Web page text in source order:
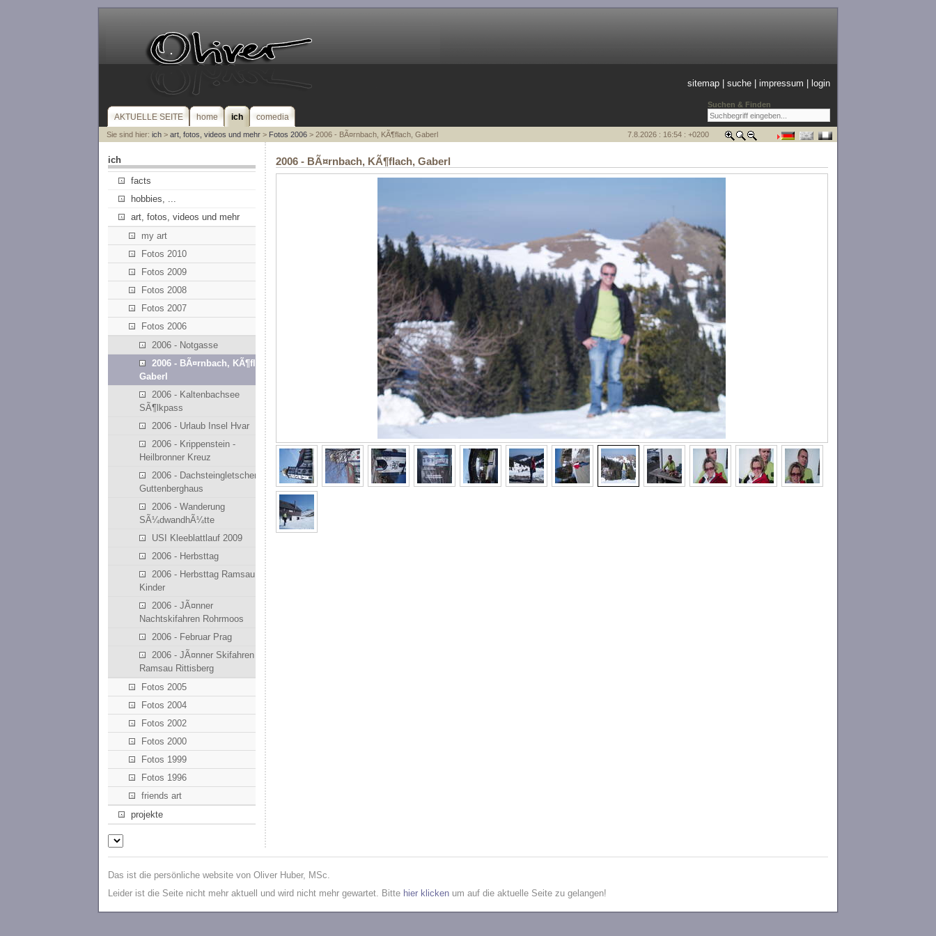
Suchen & Finden
sitemap |suche |impressum login
AKTUELLE SEITE home ich comedia
Sie sind hier: ich> art, fotos, videos und mehr> Fotos 2006> 2006 - BÃ¤rnbach, KÃ¶flach, Gaberl 7.8.2026 : 16:54 : +0200
ich
facts
hobbies, ...
art, fotos, videos und mehr
my art
Fotos 2010
Fotos 2009
Fotos 2008
Fotos 2007
Fotos 2006
2006 - Notgasse
2006 - BÃ¤rnbach, KÃ¶flach,
Gaberl
2006 - Kaltenbachsee
SÃ¶lkpass
2006 - Urlaub Insel Hvar
2006 - Krippenstein -
Heilbronner Kreuz
2006 - Dachsteingletscher,
Guttenberghaus
2006 - Wanderung
SÃ¼dwandhÃ¼tte
USI Kleeblattlauf 2009
2006 - Herbsttag
2006 - Herbsttag Ramsau mit
Kinder
2006 - JÃ¤nner
Nachtskifahren Rohrmoos
2006 - Februar Prag
2006 - JÃ¤nner Skifahren
Ramsau Rittisberg
Fotos 2005
Fotos 2004
Fotos 2002
Fotos 2000
Fotos 1999
Fotos 1996
friends art
projekte
2006 - BÃ¤rnbach, KÃ¶flach, Gaberl
Das ist die persönliche website von Oliver Huber, MSc.
Leider ist die Seite nicht mehr aktuell und wird nicht mehr gewartet. Bitte hier klicken um auf die aktuelle Seite zu gelangen!